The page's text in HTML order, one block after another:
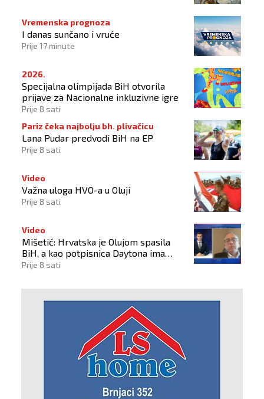
Vremenska prognoza
I danas sunčano i vruće
Prije 17 minute
2026.
Specijalna olimpijada BiH otvorila
prijave za Nacionalne inkluzivne igre
Prije 8 sati
Pariz čeka najbolju bh. plivačicu
Lana Pudar predvodi BiH na EP
Prije 8 sati
Video
Važna uloga HVO-a u Oluji
Prije 8 sati
Video
Mišetić: Hrvatska je Olujom spasila
BiH, a kao potpisnica Daytona ima
puno pravo štititi hrvatski narod
Prije 8 sati